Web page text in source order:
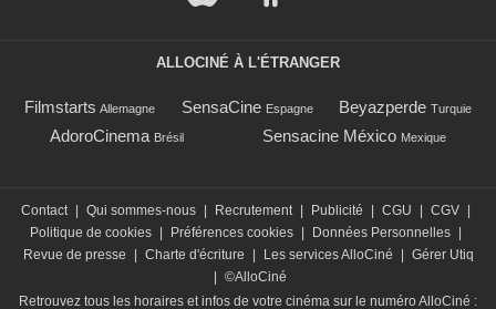
ALLOCINÉ À L'ÉTRANGER
Filmstarts Allemagne SensaCine Espagne Beyazperde Turquie
AdoroCinema Brésil Sensacine México Mexique
Contact Qui sommes-nous Recrutement Publicité CGU CGV
Politique de cookies
Préférences cookies Données Personnelles
Revue de presse
Charte d'écriture Les services AlloCiné
Gérer Utiq
©AlloCiné
Retrouvez tous les horaires et infos de votre cinéma sur le numéro AlloCiné :